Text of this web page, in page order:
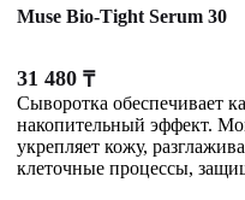
Muse Bio-Tight Serum 30
31 480 ₸
Сыворотка обеспечивает
накопительный эффект.
укрепляет кожу,
клеточные процессы,